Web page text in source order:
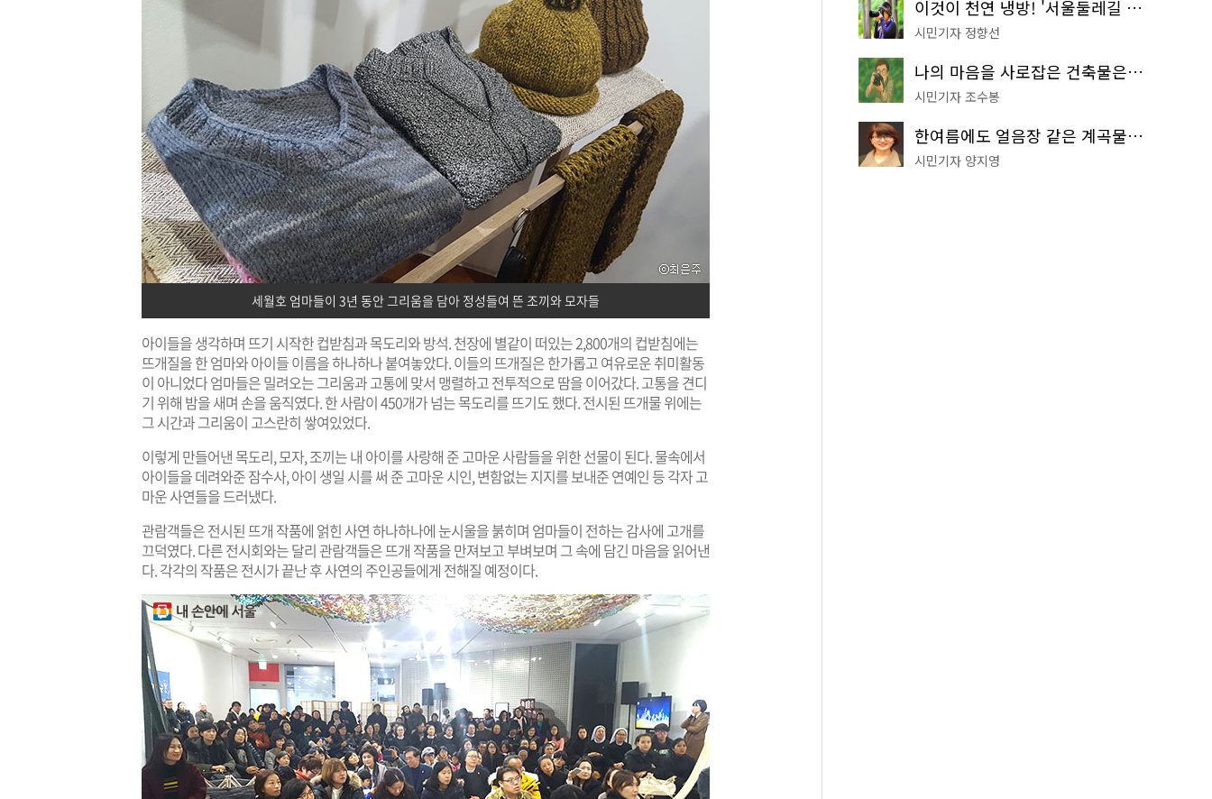
세월호 엄마들이 3년 동안 그리움을 담아 정성들여 뜬 조끼와 모자들
아이들을 생각하며 뜨기 시작한 컵받침과 목도리와 방석. 천장에 별같이 떠있는 2,800개의 컵받침에는
뜨개질을 한 엄마와 아이들 이름을 하나하나 붙여놓았다. 이들의 뜨개질은 한가롭고 여유로운 취미활동
이 아니었다 엄마들은 밀려오는 그리움과 고통에 맞서 맹렬하고 전투적으로 땀을 이어갔다. 고통을 견디
기 위해 밤을 새며 손을 움직였다. 한 사람이 450개가 넘는 목도리를 뜨기도 했다. 전시된 뜨개물 위에는
그 시간과 그리움이 고스란히 쌓여있었다.
이렇게 만들어낸 목도리, 모자, 조끼는 내 아이를 사랑해 준 고마운 사람들을 위한 선물이 된다. 물속에서
아이들을 데려와준 잠수사, 아이 생일 시를 써 준 고마운 시인, 변함없는 지지를 보내준 연예인 등 각자 고
마운 사연들을 드러냈다.
관람객들은 전시된 뜨개 작품에 얽힌 사연 하나하나에 눈시울을 붉히며 엄마들이 전하는 감사에 고개를
끄덕였다. 다른 전시회와는 달리 관람객들은 뜨개 작품을 만져보고 부벼보며 그 속에 담긴 마음을 읽어낸
다. 각각의 작품은 전시가 끝난 후 사연의 주인공들에게 전해질 예정이다.
이것이 천연 냉방! '서울둘레길 9코스'로 숲속 피서 떠나볼까
시민기자 정향선
나의 마음을 사로잡은 건축물은? '서울시 건축상' 수상작 공개!
시민기자 조수봉
한여름에도 얼음장 같은 계곡물! 서울 '진관사 계곡'이 천국이네~
시민기자 양지영